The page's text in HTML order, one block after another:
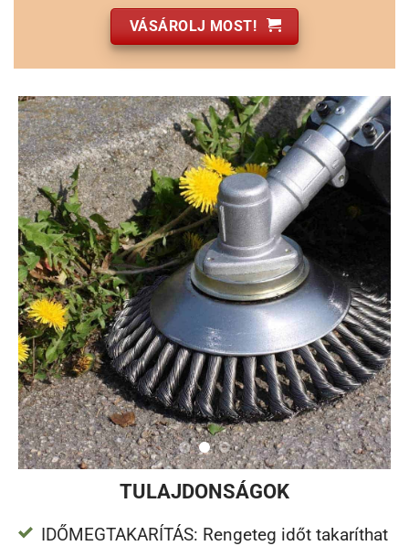
VÁSÁROLJ MOST!
TULAJDONSÁGOK
IDŐMEGTAKARÍTÁS: Rengeteg időt takaríthat